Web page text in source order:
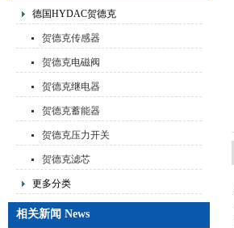
德国HYDAC贺德克
贺德克传感器
贺德克电磁阀
贺德克继电器
贺德克蓄能器
贺德克压力开关
贺德克滤芯
更多分类
相关新闻 News